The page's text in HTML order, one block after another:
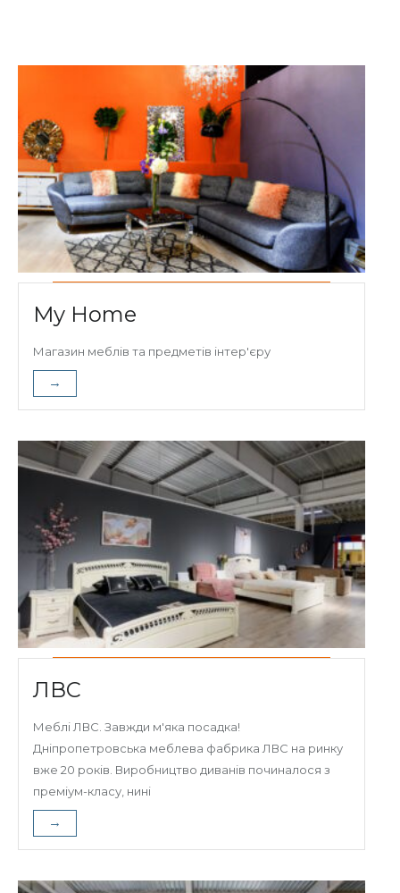
My Home
Магазин меблів та предметів інтер'єру
→
ЛВС
Меблі ЛВС. Завжди м'яка посадка!
Дніпропетровська меблева фабрика ЛВС на ринку
вже 20 років. Виробництво диванів починалося з
преміум-класу, нині
→